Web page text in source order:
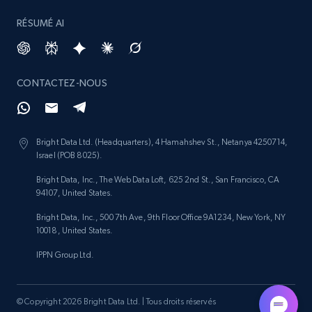
Asin, URL, Name, Sponsored, Initial price, Final
price, Currency, Sold, and more.
1.6K+ 181+ Commencer
URL, Product id, Title, Product description,
and more.
1.3K+ 175+ Commencer
RÉSUMÉ AI
CONTACTEZ-NOUS
Bright Data Ltd. (Headquarters), 4 Hamahshev St., Netanya 4250714,
Israel (POB 8025).
Bright Data, Inc., The Web Data Loft, 625 2nd St., San Francisco, CA
94107, United States.
Bright Data, Inc., 500 7th Ave, 9th Floor Office 9A1234, New York, NY
10018, United States.
IPPN Group Ltd.
© Copyright 2026 Bright Data Ltd. | Tous droits réservés